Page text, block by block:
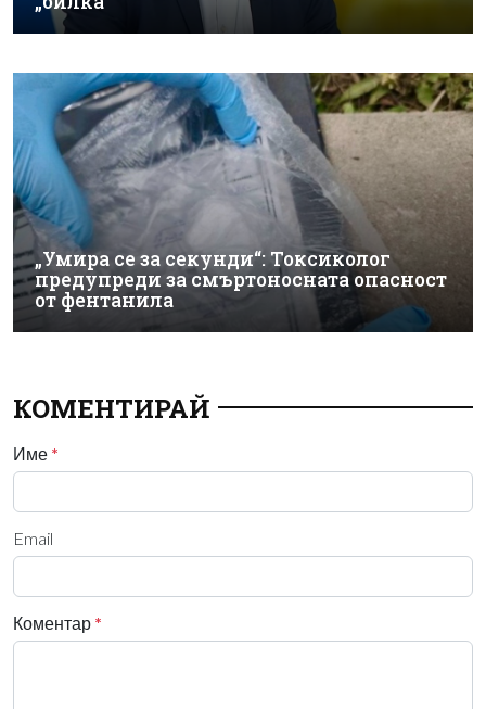
„Умира се за секунди“: Токсиколог
предупреди за смъртоносната опасност
от фентанила
КОМЕНТИРАЙ
Име *
Email
Коментар *